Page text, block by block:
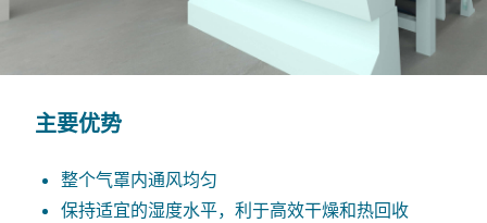
主要优势
整个气罩内通风均匀
保持适宜的湿度水平，利于高效干燥和热回收